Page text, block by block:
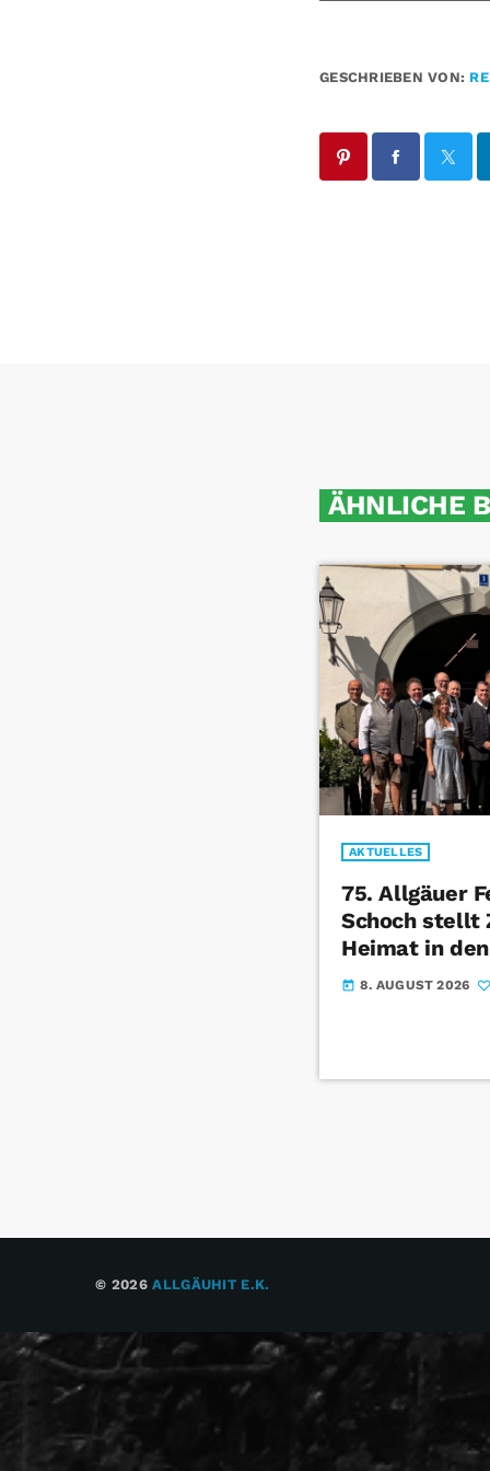
GESCHRIEBEN VON:
ÄHNLICHE
AKTUELLES
75. Allgäuer
Schoch stellt
Heimat in
today 8. AUGUST 2026
© 2026ALLGÄUHIT E.K.